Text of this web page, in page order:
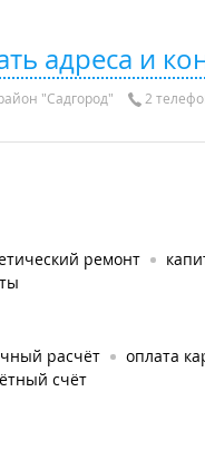
адреса и
"Садгород" 2
ремонт
расчёт оплата
счёт